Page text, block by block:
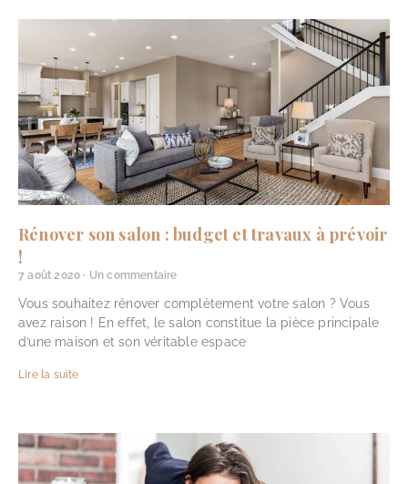
Rénover son salon : budget et travaux à prévoir
!
7 août 2020 Un commentaire
Vous souhaitez rénover complètement votre salon ? Vous
avez raison ! En effet, le salon constitue la pièce principale
d’une maison et son véritable espace
Lire la suite